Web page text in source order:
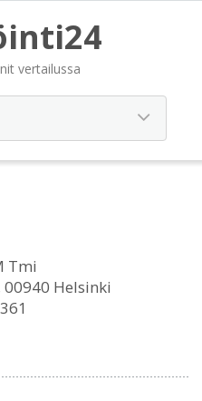
vertailussa
Tmi
Helsinki